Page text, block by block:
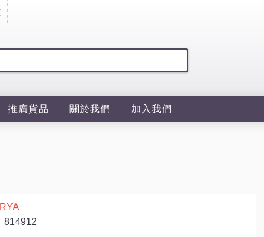
推廣貨品 關於我們 加入我們
814912